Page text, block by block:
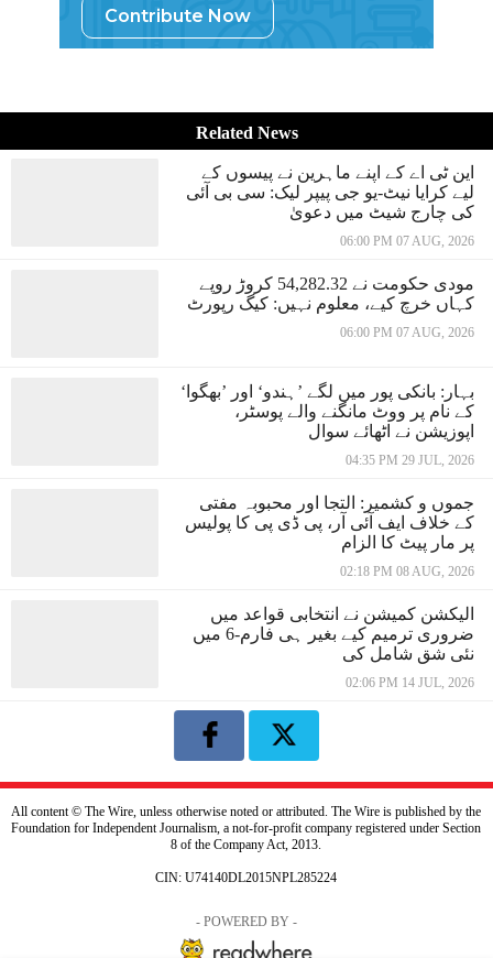
Contribute Now
Related News
این ٹی اے کے اپنے ماہرین نے پیسوں کے
لیے کرایا نیٹ-یو جی پیپر لیک: سی بی آئی
کی چارج شیٹ میں دعویٰ
06:00 PM 07 AUG, 2026
مودی حکومت نے 54,282.32 کروڑ روپے
کہاں خرچ کیے، معلوم نہیں: کیگ رپورٹ
06:00 PM 07 AUG, 2026
بہار: بانکی پور میں لگے ’ہندو‘ اور ’بھگوا‘
کے نام پر ووٹ مانگنے والے پوسٹر،
اپوزیشن نے اٹھائے سوال
04:35 PM 29 JUL, 2026
جموں و کشمیر: التجا اور محبوبہ مفتی
کے خلاف ایف آئی آر، پی ڈی پی کا پولیس
پر مار پیٹ کا الزام
02:18 PM 08 AUG, 2026
الیکشن کمیشن نے انتخابی قواعد میں
ضروری ترمیم کیے بغیر ہی فارم-6 میں
نئی شق شامل کی
02:06 PM 14 JUL, 2026
All content © The Wire, unless otherwise noted or attributed. The Wire is published by the
Foundation for Independent Journalism, a not-for-profit company registered under Section
8 of the Company Act, 2013.
CIN: U74140DL2015NPL285224
- POWERED BY -